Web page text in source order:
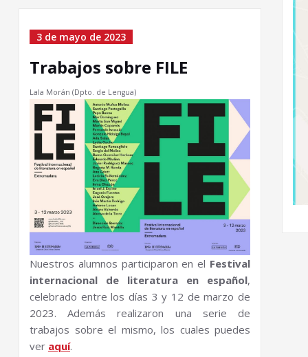
3 de mayo de 2023
Trabajos sobre FILE
Lala Morán (Dpto. de Lengua)
Nuestros alumnos participaron en el Festival
internacional de literatura en español,
celebrado entre los días 3 y 12 de marzo de
2023. Además realizaron una serie de
trabajos sobre el mismo, los cuales puedes
ver aquí.